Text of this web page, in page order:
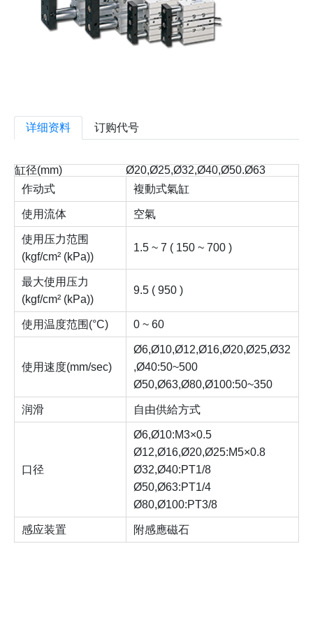
详细资料 订购代号
缸径(mm)
Ø20,Ø25,Ø32,Ø40,Ø50.Ø63
作动式
複動式氣缸
使用流体 空氣
使用压力范围
(kgf/cm² (kPa))
1.5 ~ 7 ( 150 ~ 700 )
最大使用压力
(kgf/cm² (kPa))
9.5 ( 950 )
使用温度范围(°C) 0 ~ 60
使用速度(mm/sec)
Ø6,Ø10,Ø12,Ø16,Ø20,Ø25,Ø32
,Ø40:50~500
Ø50,Ø63,Ø80,Ø100:50~350
润滑 自由供給方式
口径
Ø6,Ø10:M3×0.5
Ø12,Ø16,Ø20,Ø25:M5×0.8
Ø32,Ø40:PT1/8
Ø50,Ø63:PT1/4
Ø80,Ø100:PT3/8
感应装置 附感應磁石